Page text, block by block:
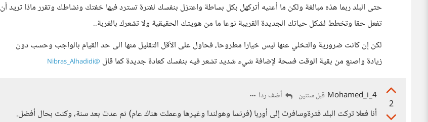
حتى البلد ربما هذه مبالغة ولكن ما أعنيه أتركهل بكل بساطة واعتزل بنفسك لفترة تسترد فيها خفتك ونشاطك وتقرر ماذا تريد أن
تفعل حقا وتخطط لشكل حياتك الجديدة القريبة نوعا ما من هويتك الحقيقية ولا تشعرك بالغربة..
لكن إن كانت ضرورية والتخلي عنها ليس خيارا مطروحا، فحاول على الأقل التقليل منها الى حد القيام بالواجب وحسب دون
زيادة واصنع من بقية الوقت فسحة لإضافة شيء شديد تشعر فيه بنفسك كعادة جديدة كما قال @Nibras_Alhadidi
2
Mohamed_i_4 قبل سنتين أضف ردا
أنا فعلا تركت البلد فترةوسافرت إلى أوربا (فرنسا وهولندا وغيرها وعملت هناك عام) ثم عدت بعد سنة، وكنت بحال أفضل.